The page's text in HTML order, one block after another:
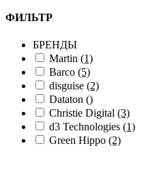
ФИЛЬТР
БРЕНДЫ
Martin (1)
Barco (5)
disguise (2)
Dataton ()
Christie Digital (3)
d3 Technologies (1)
Green Hippo (2)